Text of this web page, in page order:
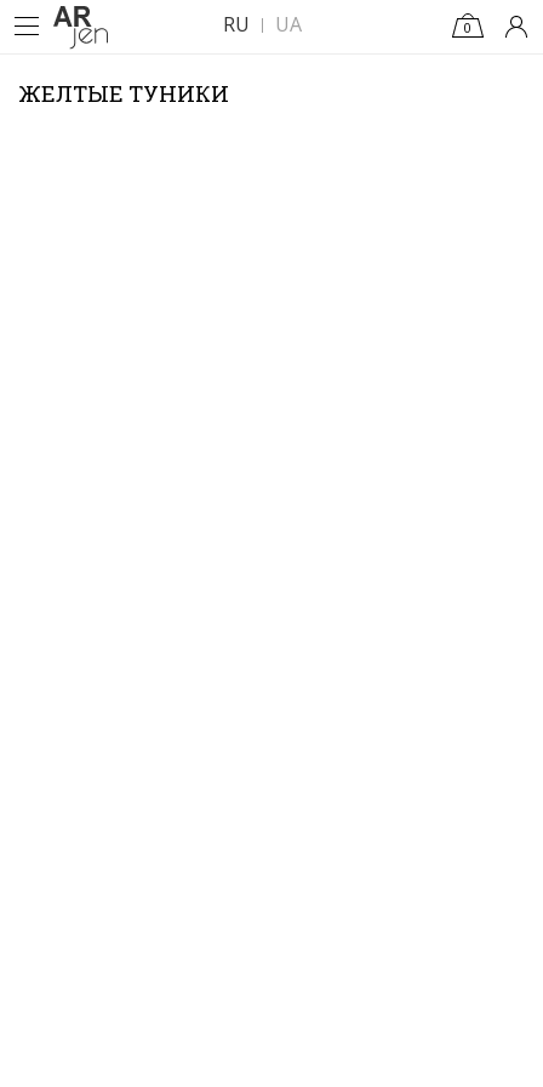
RU UA 0
ЖЕЛТЫЕ ТУНИКИ